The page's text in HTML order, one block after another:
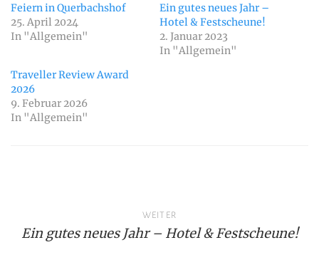
Feiern in Querbachshof
25. April 2024
In "Allgemein"
Ein gutes neues Jahr –
Hotel & Festscheune!
2. Januar 2023
In "Allgemein"
Traveller Review Award
2026
9. Februar 2026
In "Allgemein"
Beitragsnavigation
WEITER
Ein gutes neues Jahr – Hotel & Festscheune!